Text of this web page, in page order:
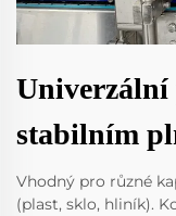
Univerzální
stabilním
Vhodný pro různé
(plast, sklo, hliník).